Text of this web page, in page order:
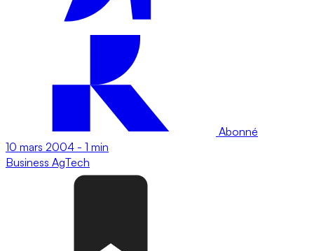
Abonné
10 mars 2004 - 1 min
Business AgTech